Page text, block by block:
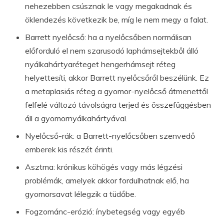
nehezebben csúsznak le vagy megakadnak és
öklendezés következik be, míg le nem megy a falat.
Barrett nyelőcső: ha a nyelőcsőben normálisan
előforduló el nem szarusodó laphámsejtekből álló
nyálkahártyaréteget hengerhámsejt réteg
helyettesíti, akkor Barrett nyelőcsőről beszélünk. Ez
a metaplasiás réteg a gyomor-nyelőcső átmenettől
felfelé változó távolságra terjed és összefüggésben
áll a gyomornyálkahártyával.
Nyelőcső-rák: a Barrett-nyelőcsőben szenvedő
emberek kis részét érinti.
Asztma: krónikus köhögés vagy más légzési
problémák, amelyek akkor fordulhatnak elő, ha
gyomorsavat lélegzik a tüdőbe.
Fogzománc-erózió: ínybetegség vagy egyéb